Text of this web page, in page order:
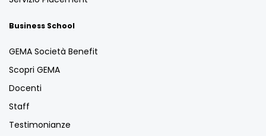
Business School
GEMA Società Benefit
Scopri GEMA
Docenti
Staff
Testimonianze